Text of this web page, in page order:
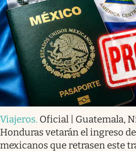
Viajeros. Oficial | Guatemala,
Honduras vetarán el ingreso
mexicanos que retrasen este